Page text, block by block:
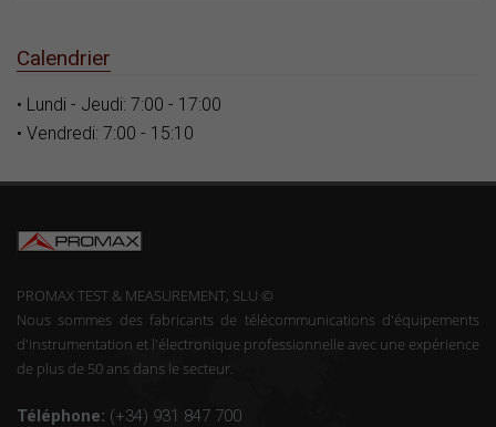
Calendrier
• Lundi - Jeudi: 7:00 - 17:00
• Vendredi: 7:00 - 15:10
PROMAX TEST & MEASUREMENT, SLU ©
Nous sommes des fabricants de télécommunications d'équipements
d'instrumentation et l'électronique professionnelle avec une expérience
de plus de 50 ans dans le secteur.
Téléphone: (+34) 931 847 700